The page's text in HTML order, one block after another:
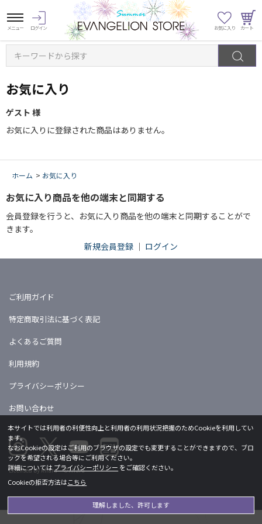
キーワードから探す
お気に入り
ゲスト 様
お気に入りに登録された商品はありません。
ホーム > お気に入り
お気に入り商品を他の端末と同期する
会員登録を行うと、お気に入り商品を他の端末と同期することがで
きます。
新規会員登録 ｜ ログイン
ご利用ガイド
特定商取引法に基づく表記
よくあるご質問
利用規約
プライバシーポリシー
お問い合わせ
Licensed by khara ©khara
本サイトでは利用者の利便性向上と利用者の利用状況把握のためCookieを利用してい
ます。
なおCookieの設定はご利用のブラウザの設定でも変更することができますので、ブロ
ックを希望される場合等にご利用ください。
詳細についてはプライバシーポリシー をご確認ください。
Cookieの拒否方法はこちら
理解しました、許可します